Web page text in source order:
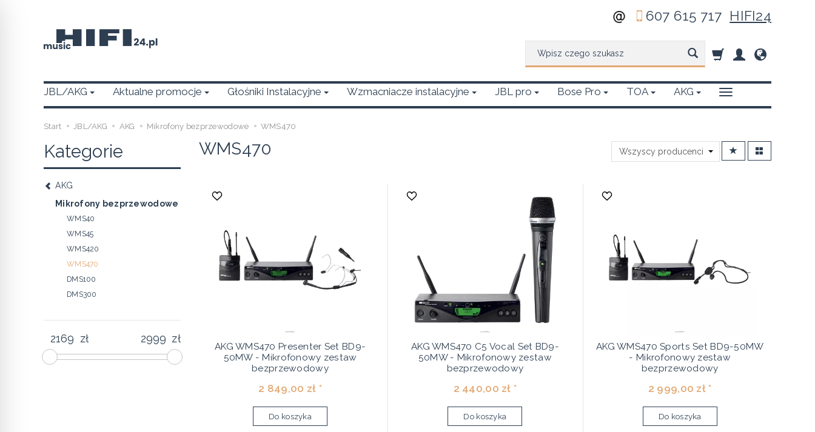
607 615 717 HIFI24
JBL/AKG Aktualne promocje Głośniki Instalacyjne Wzmacniacze instalacyjne JBL pro Bose Pro TOA AKG
Start JBL/AKG AKG Mikrofony bezprzewodowe WMS470
WMS470
AKG WMS470 Presenter Set BD9-
50MW - Mikrofonowy zestaw
bezprzewodowy
2 849,00 zł *
Do koszyka
AKG WMS470 C5 Vocal Set BD9-
50MW - Mikrofonowy zestaw
bezprzewodowy
2 440,00 zł *
Do koszyka
AKG WMS470 Sports Set BD9-50MW
- Mikrofonowy zestaw
bezprzewodowy
2 999,00 zł *
Do koszyka
Kategorie
AKG
Mikrofony bezprzewodowe
WMS40
WMS45
WMS420
WMS470
DMS100
DMS300
zł zł